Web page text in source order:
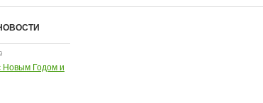
Новым Годом и